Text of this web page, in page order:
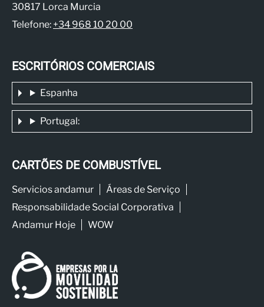
30817 Lorca Murcia
Telefone: +34 968 10 20 00
ESCRITÓRIOS COMERCIAIS
Espanha
Portugal:
CARTÕES DE COMBUSTÍVEL
Servicios andamur
Áreas de Serviço
Responsabilidade Social Corporativa
Andamur Hoje
WOW